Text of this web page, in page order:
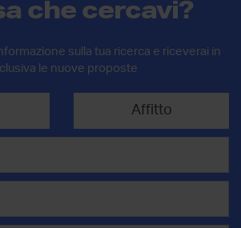
che cercavi?
sulla tua ricerca e riceverai in
le nuove proposte
Affitto